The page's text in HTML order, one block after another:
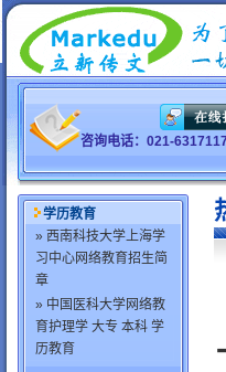
咨询电话：021-
学历教育
» 西南科技大学上海学
习中心网络教育招生简
章
» 中国医科大学网络教
育护理学 大专 本科 学
历教育